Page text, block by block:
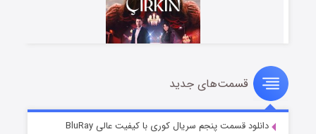
سریال زشت
قسمت2 (زیرنویس) منتشر شد
قسمت‌های جدید
دانلود قسمت پنجم سریال کوری با کیفیت عالی BluRay